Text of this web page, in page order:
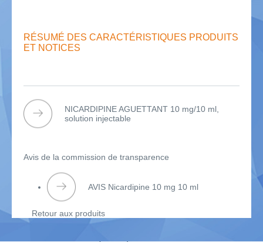
RÉSUMÉ DES CARACTÉRISTIQUES PRODUITS
ET NOTICES
NICARDIPINE AGUETTANT 10 mg/10 ml,
solution injectable
Avis de la commission de transparence
AVIS Nicardipine 10 mg 10 ml
Retour aux produits